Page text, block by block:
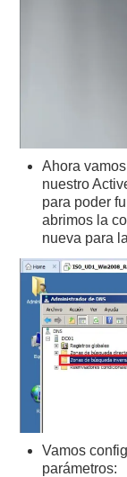
Ahora
nuestro
para poder
abrimos la
nueva para
Vamos
parámetros: